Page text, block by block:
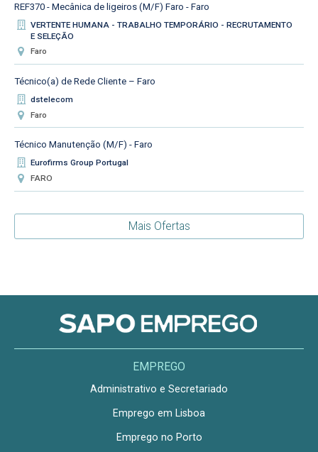
REF370 - Mecânica de ligeiros (M/F) Faro - Faro
VERTENTE HUMANA - TRABALHO TEMPORÁRIO - RECRUTAMENTO
E SELEÇÃO
Faro
Técnico(a) de Rede Cliente – Faro
dstelecom
Faro
Técnico Manutenção (M/F) - Faro
Eurofirms Group Portugal
FARO
Mais Ofertas
EMPREGO
Administrativo e Secretariado
Emprego em Lisboa
Emprego no Porto